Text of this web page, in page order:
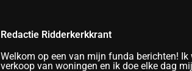
Redactie Ridderkerkkrant
Welkom op een van mijn funda berichten! Ik
verkoop van woningen en ik doe elke dag